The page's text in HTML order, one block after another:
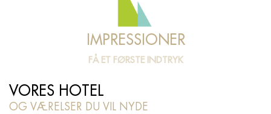
IMPRESSIONER
FÅ ET FØRSTE INDTRYK
VORES HOTEL
OG VÆRELSER DU VIL NYDE